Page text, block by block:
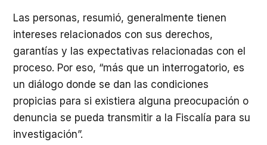
Las personas, resumió, generalmente tienen
intereses relacionados con sus derechos,
garantías y las expectativas relacionadas con el
proceso. Por eso, “más que un interrogatorio, es
un diálogo donde se dan las condiciones
propicias para si existiera alguna preocupación o
denuncia se pueda transmitir a la Fiscalía para su
investigación”.